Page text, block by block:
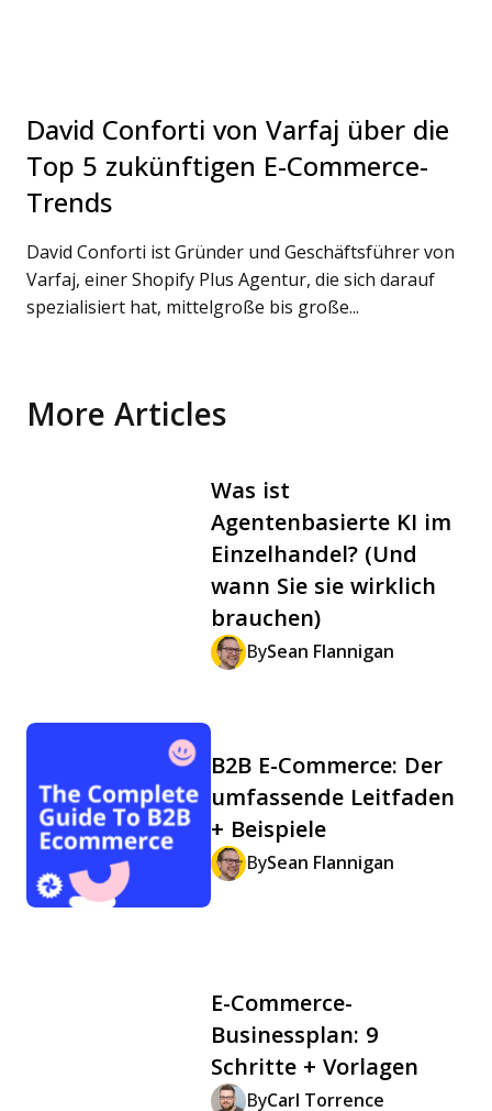
David Conforti von Varfaj über die
Top 5 zukünftigen E-Commerce-
Trends
David Conforti ist Gründer und Geschäftsführer von
Varfaj, einer Shopify Plus Agentur, die sich darauf
spezialisiert hat, mittelgroße bis große...
More Articles
Was ist
Agentenbasierte KI im
Einzelhandel? (Und
wann Sie sie wirklich
brauchen)
BySean Flannigan
B2B E-Commerce: Der
umfassende Leitfaden
+ Beispiele
BySean Flannigan
E-Commerce-
Businessplan: 9
Schritte + Vorlagen
ByCarl Torrence